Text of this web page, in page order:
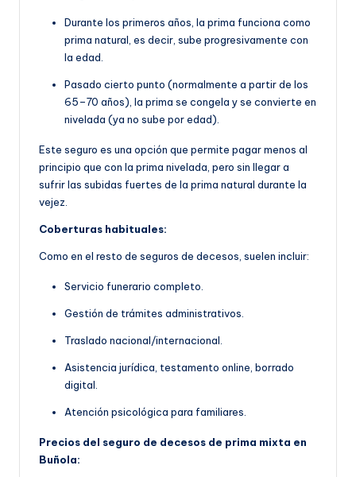
Durante los primeros años, la prima funciona como
prima natural, es decir, sube progresivamente con
la edad.
Pasado cierto punto (normalmente a partir de los
65–70 años), la prima se congela y se convierte en
nivelada (ya no sube por edad).
Este seguro es una opción que permite pagar menos al
principio que con la prima nivelada, pero sin llegar a
sufrir las subidas fuertes de la prima natural durante la
vejez.
Coberturas habituales:
Como en el resto de seguros de decesos, suelen incluir:
Servicio funerario completo.
Gestión de trámites administrativos.
Traslado nacional/internacional.
Asistencia jurídica, testamento online, borrado
digital.
Atención psicológica para familiares.
Precios del seguro de decesos de prima mixta en
Buñola: